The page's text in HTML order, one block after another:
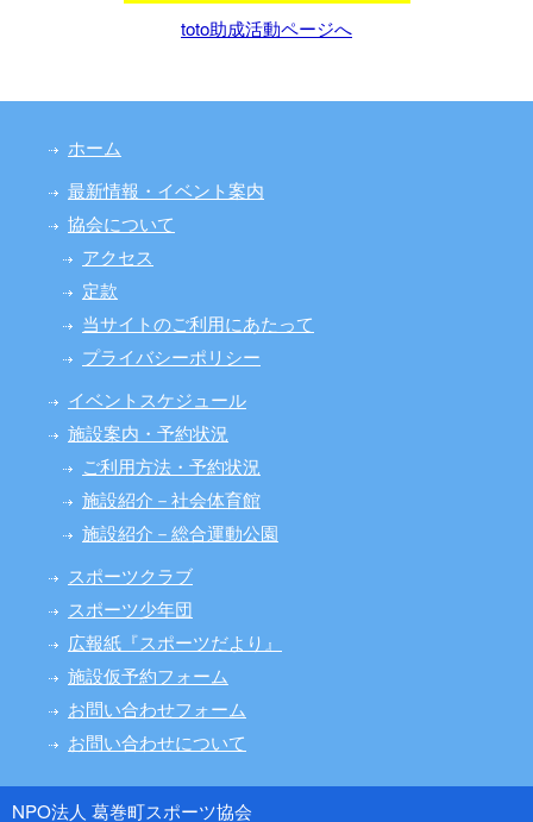
toto助成活動ページへ
ホーム
最新情報・イベント案内
協会について
アクセス
定款
当サイトのご利用にあたって
プライバシーポリシー
イベントスケジュール
施設案内・予約状況
ご利用方法・予約状況
施設紹介－社会体育館
施設紹介－総合運動公園
スポーツクラブ
スポーツ少年団
広報紙『スポーツだより』
施設仮予約フォーム
お問い合わせフォーム
お問い合わせについて
NPO法人 葛巻町スポーツ協会